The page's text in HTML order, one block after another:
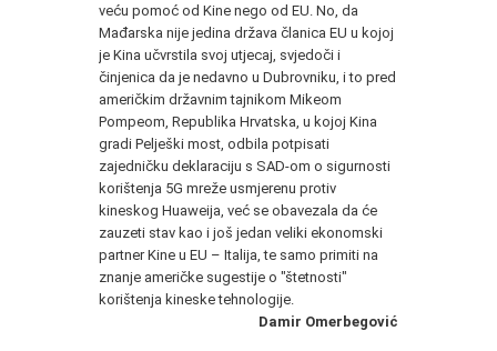
veću pomoć od Kine nego od EU. No, da
Mađarska nije jedina država članica EU u kojoj
je Kina učvrstila svoj utjecaj, svjedoči i
činjenica da je nedavno u Dubrovniku, i to pred
američkim državnim tajnikom Mikeom
Pompeom, Republika Hrvatska, u kojoj Kina
gradi Pelješki most, odbila potpisati
zajedničku deklaraciju s SAD-om o sigurnosti
korištenja 5G mreže usmjerenu protiv
kineskog Huaweija, već se obavezala da će
zauzeti stav kao i još jedan veliki ekonomski
partner Kine u EU – Italija, te samo primiti na
znanje američke sugestije o "štetnosti"
korištenja kineske tehnologije.
Damir Omerbegović